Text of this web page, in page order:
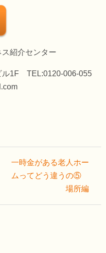
ス紹介センター
ル1F TEL:0120-006-055
一時金がある老人ホー
ムってどう違うの⑤
場所編